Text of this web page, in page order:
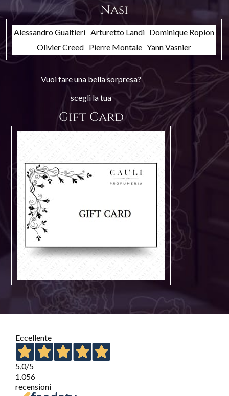
Nasi
Alessandro Gualtieri Arturetto Landi Dominique Ropion
Olivier Creed Pierre Montale Yann Vasnier
Vuoi fare una bella sorpresa?
scegli la tua
Gift Card
Eccellente
5,0/5
1.056
recensioni